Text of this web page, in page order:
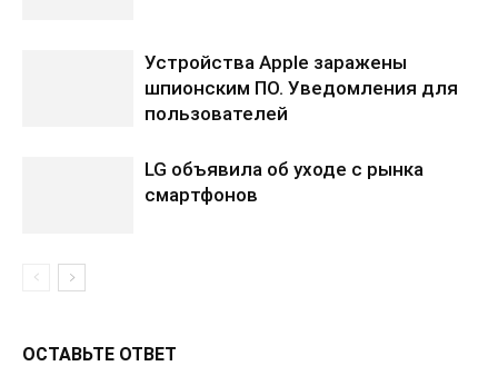
Устройства Apple заражены
шпионским ПО. Уведомления для
пользователей
LG объявила об уходе с рынка
смартфонов
ОСТАВЬТЕ ОТВЕТ